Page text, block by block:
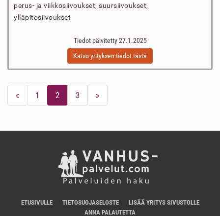
perus- ja viikkosiivoukset, suursiivoukset,
ylläpitosiivoukset
Tiedot päivitetty 27.1.2025
Katso yrityksen tiedot tästä
« 1 2 3 »
ETUSIVULLE TIETOSUOJASELOSTE
LISÄÄ YRITYS SIVUSTOLLE
ANNA PALAUTETTA